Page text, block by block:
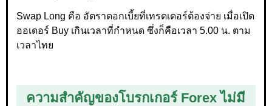
Swap Long คือ อัตราดอกเบี้ยที่เทรดเดอร์ต้องจ่าย เมื่อเปิด
ออเดอร์ Buy เกินเวลาที่กำหนด ซึ่งก็คือเวลา 5.00 น. ตาม
เวลาไทย
ความสำคัญของโบรกเกอร์ Forex ไม่มี